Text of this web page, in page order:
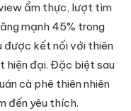
ẩm thực, lượt tìm
mạnh 45% trong
được kết nối với thiên
hiện đại. Đặc biệt sau
cà phê thiên nhiên
đến yêu thích.